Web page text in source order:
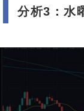
分析3：水